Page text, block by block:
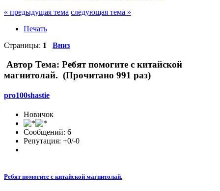
« предыдущая тема следующая тема »
Печать
Страницы: 1 Вниз
Автор Тема: Ребят помогите с китайской
магнитолай. (Прочитано 991 раз)
pro100shastie
Новичок
Сообщений: 6
Репутация: +0/-0
Ребят помогите с китайской магнитолай.